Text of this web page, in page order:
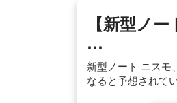
【新型ノ
…
新型ノート ニスモ
なると予想されて